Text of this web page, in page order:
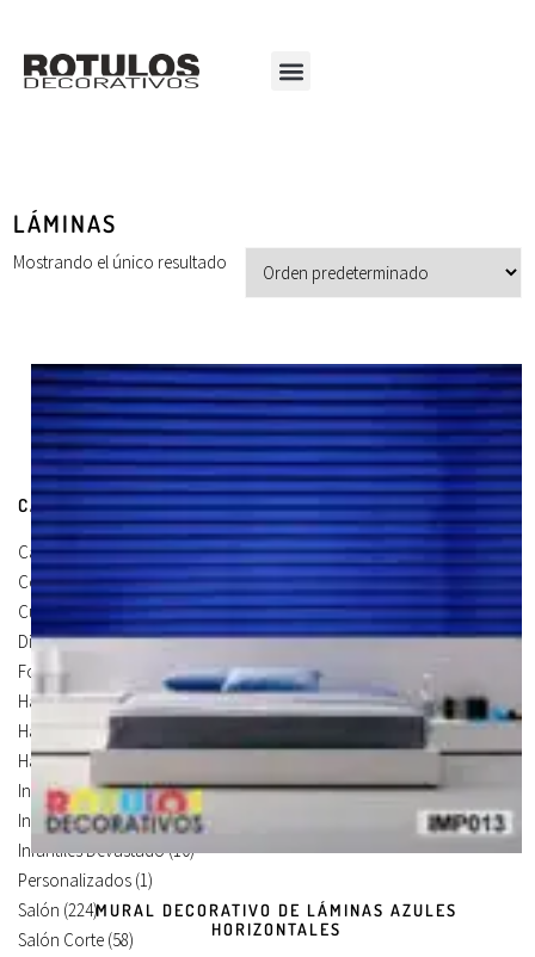
LÁMINAS
Mostrando el único resultado
MURAL DECORATIVO DE LÁMINAS AZULES
HORIZONTALES
CATEGORÍAS DE PRODUCTOS
Carteles Para Puertas(3)
Cocina(13)
Cuadros en Vinilos(105)
Diseños en Vinilo(8)
Foto Lienzo
Habitación(4)
Habitación Corte
Habitación Devastado
Infantiles(75)
Infantiles Corte(65)
Infantiles Devastado(10)
Personalizados (1)
Salón (224)
Salón Corte (58)